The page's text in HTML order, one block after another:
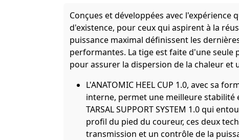
Conçues et développées avec l'expérience
d'existence, pour ceux qui aspirent à la
puissance maximal définissent les
performantes. La tige est faite d'une seule
pour assurer la dispersion de la chaleur et
L'ANATOMIC HEEL CUP 1.0, avec sa
interne, permet une meilleure stabilité
TARSAL SUPPORT SYSTEM 1.0 qui
profil du pied du coureur, ces deux
transmission et un contrôle de la